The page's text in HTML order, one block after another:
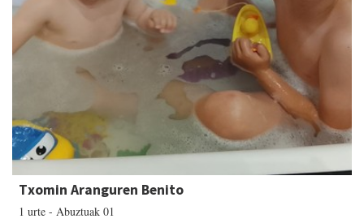
Txomin Aranguren Benito
1 urte - Abuztuak 01